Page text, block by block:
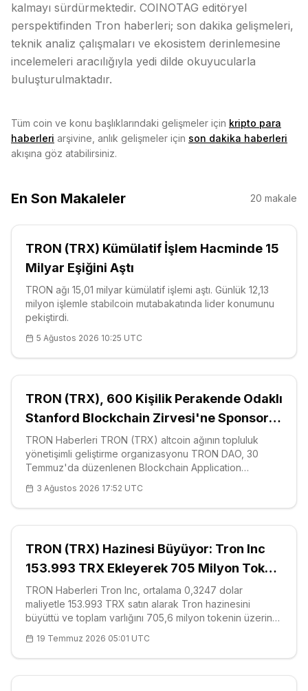
kalmayı sürdürmektedir. COINOTAG editöryel
perspektifinden Tron haberleri; son dakika gelişmeleri,
teknik analiz çalışmaları ve ekosistem derinlemesine
incelemeleri aracılığıyla yedi dilde okuyucularla
buluşturulmaktadır.
Tüm coin ve konu başlıklarındaki gelişmeler için kripto para
haberleri arşivine, anlık gelişmeler için son dakika haberleri
akışına göz atabilirsiniz.
En Son Makaleler 20 makale
TRON (TRX) Kümülatif İşlem Hacminde 15
Milyar Eşiğini Aştı
TRON ağı 15,01 milyar kümülatif işlemi aştı. Günlük 12,13
milyon işlemle stabilcoin mutabakatında lider konumunu
pekiştirdi.
5 Ağustos 2026 10:25 UTC
TRON (TRX), 600 Kişilik Perakende Odaklı
Stanford Blockchain Zirvesi'ne Sponsor
Oldu
TRON Haberleri TRON (TRX) altcoin ağının topluluk
yönetişimli geliştirme organizasyonu TRON DAO, 30
Temmuz'da düzenlenen Blockchain Application
aldı. Stanford Üniversitesi bünyesinde gerç
3 Ağustos 2026 17:52 UTC
TRON (TRX) Hazinesi Büyüyor: Tron Inc
153.993 TRX Ekleyerek 705 Milyon Token
Eşiğini Aştı
TRON Haberleri Tron Inc, ortalama 0,3247 dolar
maliyetle 153.993 TRX satın alarak Tron hazinesini
büyüttü ve toplam varlığını 705,6 milyon tokenin üzerine
19 Temmuz 2026 05:01 UTC